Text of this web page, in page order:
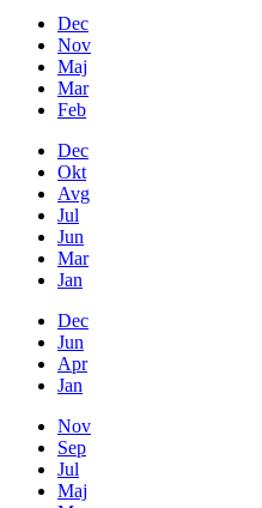
Dec
Nov
Maj
Mar
Feb
Dec
Okt
Avg
Jul
Jun
Mar
Jan
Dec
Jun
Apr
Jan
Nov
Sep
Jul
Maj